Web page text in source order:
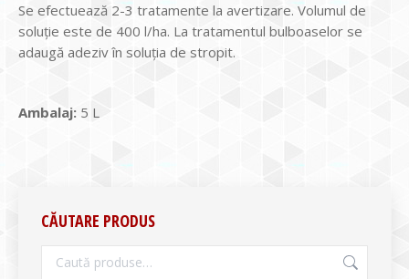
Se efectuează 2-3 tratamente la avertizare. Volumul de
soluţie este de 400 l/ha. La tratamentul bulboaselor se
adaugă adeziv în soluţia de stropit.
Ambalaj: 5 L
CĂUTARE PRODUS